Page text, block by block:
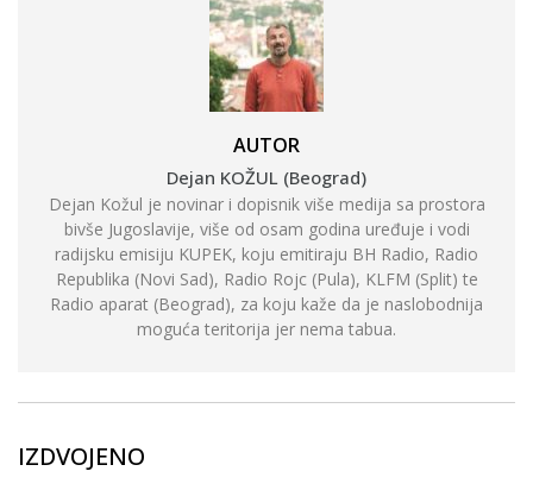
AUTOR
Dejan KOŽUL (Beograd)
Dejan Kožul je novinar i dopisnik više medija sa prostora
bivše Jugoslavije, više od osam godina uređuje i vodi
radijsku emisiju KUPEK, koju emitiraju BH Radio, Radio
Republika (Novi Sad), Radio Rojc (Pula), KLFM (Split) te
Radio aparat (Beograd), za koju kaže da je naslobodnija
moguća teritorija jer nema tabua.
IZDVOJENO